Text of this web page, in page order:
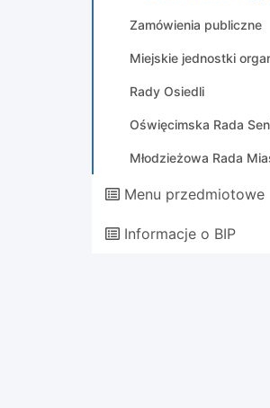
Zamówienia publiczne
Miejskie jednostki
Rady Osiedli
Oświęcimska Rada
Młodzieżowa Rada
Menu przedmiotowe
Informacje o BIP